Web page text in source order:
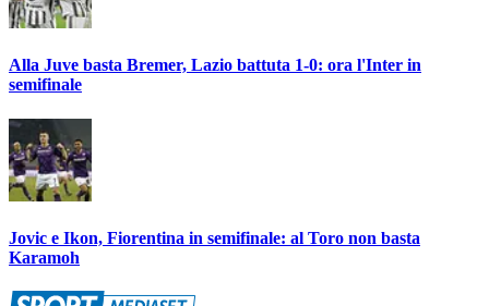
Alla Juve basta Bremer, Lazio battuta 1-0: ora l'Inter in
semifinale
Jovic e Ikon, Fiorentina in semifinale: al Toro non basta
Karamoh